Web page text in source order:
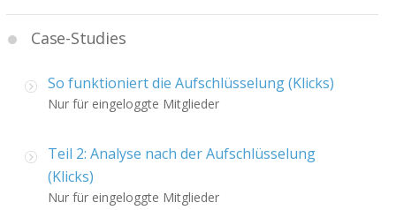
Case-Studies
So funktioniert die Aufschlüsselung (Klicks)
Nur für eingeloggte Mitglieder
Teil 2: Analyse nach der Aufschlüsselung
(Klicks)
Nur für eingeloggte Mitglieder